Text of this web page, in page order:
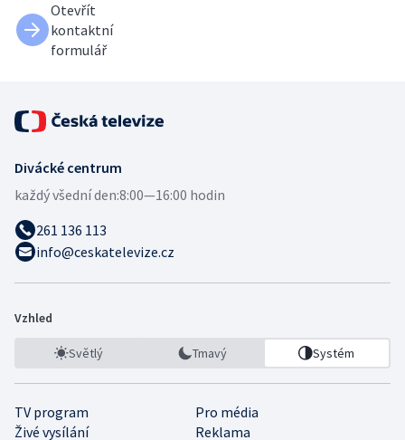
Otevřít
kontaktní
formulář
Divácké centrum
každý všední den:8:00—16:00 hodin
261 136 113
info@ceskatelevize.cz
Vzhled
Světlý Tmavý Systém
TV program
Pro média
Živé vysílání
Reklama